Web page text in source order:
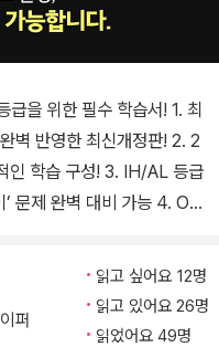
영한 최신개정판! 2. 2
성! 3. IH/AL 등급
완벽 대비 가능 4. OPI
제공 6. ‘온라인 실
퍼
읽고 싶어요 12명
읽고 있어요 26명
읽었어요 49명